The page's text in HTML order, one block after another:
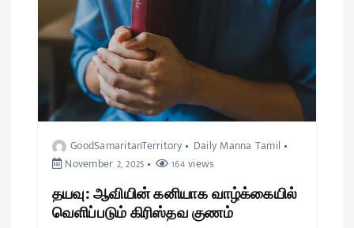
GoodSamaritanTerritory
Daily Manna Tamil
November 2, 2025
164 views
தயவு: ஆவியின் கனியாக வாழ்க்கையில்
வெளிப்படும் கிரிஸ்தவ குணம்